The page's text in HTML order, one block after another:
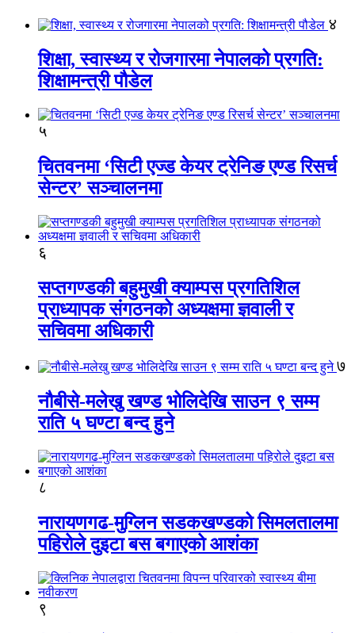
४
शिक्षा, स्वास्थ्य र रोजगारमा नेपालको प्रगति:
शिक्षामन्त्री पौडेल
५
चितवनमा ‘सिटी एज्ड केयर ट्रेनिङ एण्ड रिसर्च
सेन्टर’ सञ्चालनमा
६
सप्तगण्डकी बहुमुखी क्याम्पस प्रगतिशिल
प्राध्यापक संगठनको अध्यक्षमा ज्ञवाली र
सचिवमा अधिकारी
७
नौबीसे-मलेखु खण्ड भोलिदेखि साउन ९ सम्म
राति ५ घण्टा बन्द हुने
८
नारायणगढ-मुग्लिन सडकखण्डको सिमलतालमा
पहिरोले दुइटा बस बगाएको आशंका
९